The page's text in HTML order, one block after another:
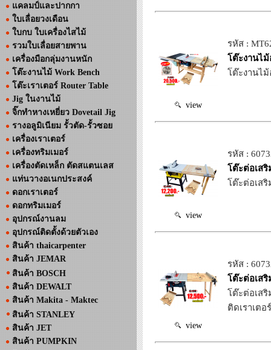
แคลมป์และปากกา
ใบเลื่อยวงเดือน
ใบกบ ใบเครื่องไสไม้
รวมใบเลื่อยสายพาน
เครื่องมือกลุ่มงานหนัก
โต๊ะงานไม้ Work Bench
โต๊ะเราเตอร์ Router Table
Jig ในงานไม้
จิ๊กทำหางเหยี่ยว Dovetail Jig
รางอลูมิเนียม รั้วตัด-รั้วซอย
เครื่องเราเตอร์
เครื่องทริมเมอร์
เครื่องตัดเหล็ก ตัดสแตนเลส
แท่นวางอเนกประสงค์
ดอกเราเตอร์
ดอกทริมเมอร์
อุปกรณ์งานลม
อุปกรณ์ติดตั้งด้วยตัวเอง
สินค้า thaicarpenter
สินค้า JEMAR
สินค้า BOSCH
สินค้า DEWALT
สินค้า Makita - Maktec
สินค้า STANLEY
สินค้า JET
สินค้า PUMPKIN
view
รหัส :
โต๊ะงานไ
โต๊ะงานไม้
view
รหัส :
โต๊ะต่อเสริ
โต๊ะต่อเสริ
view
รหัส :
โต๊ะต่อเสริ
โต๊ะต่อเสริ
ติดเราเต